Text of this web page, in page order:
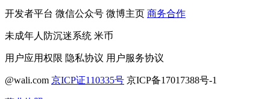
开发者平台 微信公众号 微博主页 商务合作
未成年人防沉迷系统 米币
用户应用权限 隐私协议 用户服务协议
@wali.com 京ICP证110335号 京ICP备17017388号-1